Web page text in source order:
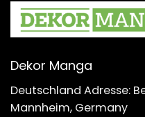
Dekor Manga
Deutschland Adresse:
Mannheim, Germany